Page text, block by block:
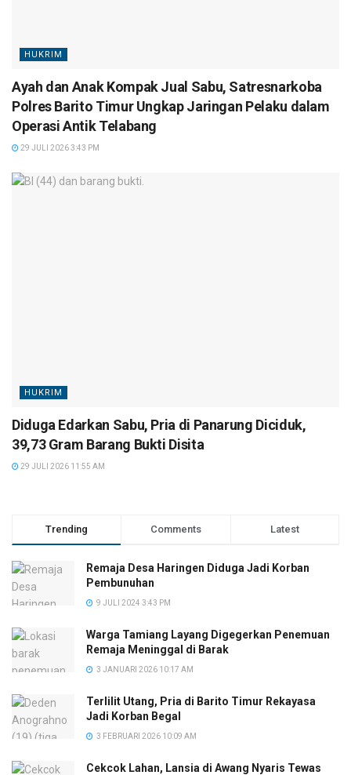
HUKRIM
Ayah dan Anak Kompak Jual Sabu, Satresnarkoba
Polres Barito Timur Ungkap Jaringan Pelaku dalam
Operasi Antik Telabang
29 JULI 2026 3:43 PM
HUKRIM
Diduga Edarkan Sabu, Pria di Panarung Diciduk,
39,73 Gram Barang Bukti Disita
29 JULI 2026 11:55 AM
Trending Comments Latest
Remaja Desa Haringen Diduga Jadi Korban
Pembunuhan
9 JULI 2024 3:43 PM
Warga Tamiang Layang Digegerkan Penemuan
Remaja Meninggal di Barak
3 JANUARI 2026 10:17 AM
Terlilit Utang, Pria di Barito Timur Rekayasa
Jadi Korban Begal
3 FEBRUARI 2026 10:09 AM
Cekcok Lahan, Lansia di Awang Nyaris Tewas